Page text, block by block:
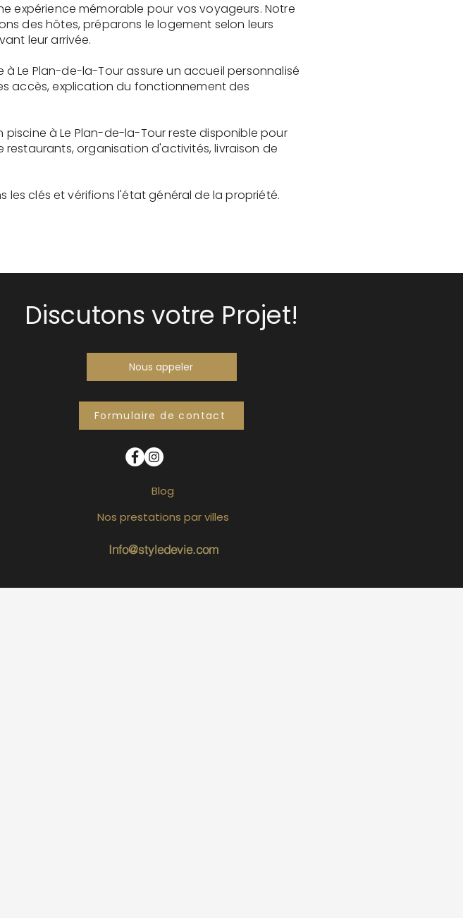
expérience mémorable pour vos voyageurs. Notre
des hôtes, préparons le logement selon leurs
leur arrivée.
Le Plan-de-la-Tour assure un accueil personnalisé
accès, explication du fonctionnement des
à Le Plan-de-la-Tour reste disponible pour
organisation d'activités, livraison de
les clés et vérifions l'état général de la propriété.
Discutons votre Projet!
Nous appeler
Formulaire de contact
Blog
Info@styledevie.com
Nos prestations par villes